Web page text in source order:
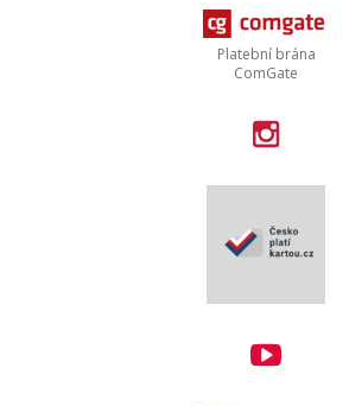
Platební brána
ComGate